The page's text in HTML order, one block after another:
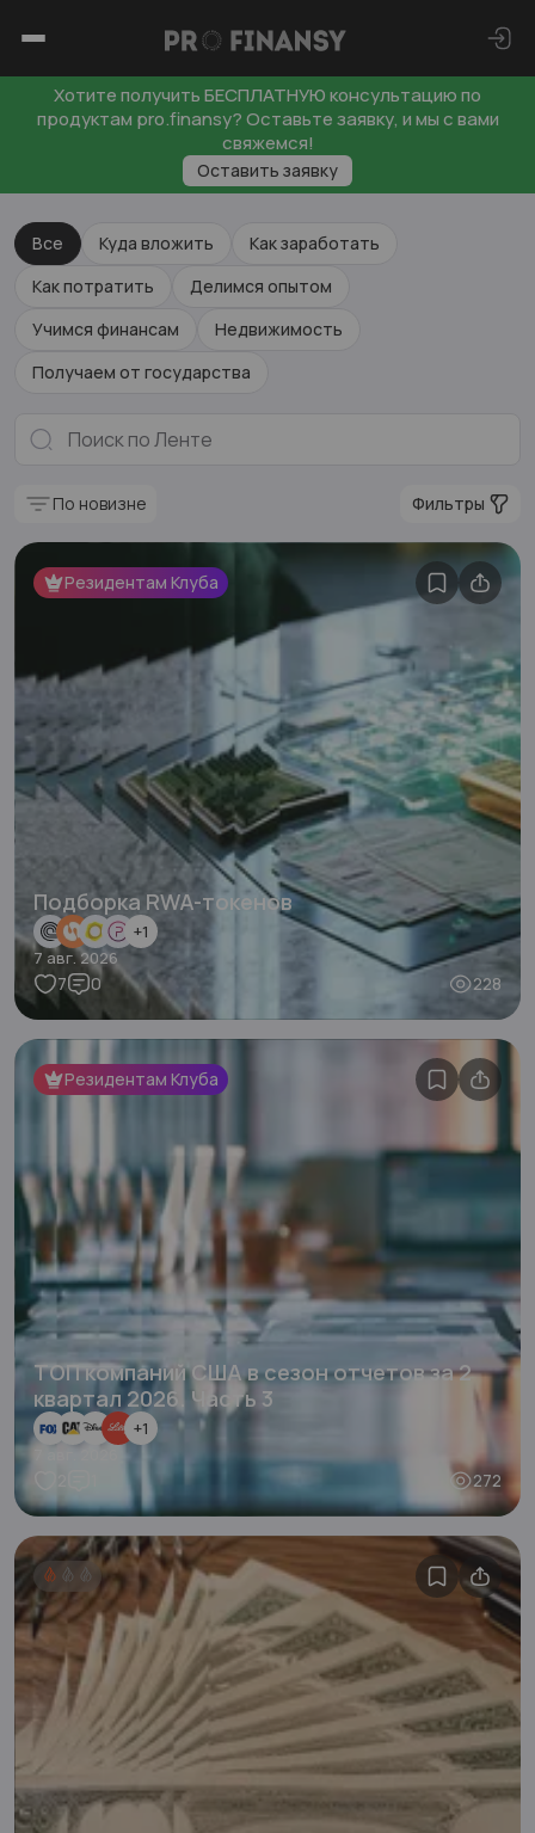
Хотите получить БЕСПЛАТНУЮ консультацию по
продуктам pro.finansy? Оставьте заявку, и мы с вами
свяжемся!
Оставить заявку
Все Куда вложить
Как заработать
Как потратить
Делимся опытом
Учимся финансам
Недвижимость
Получаем от государства
По новизне Фильтры
Резидентам Клуба
Подборка RWA-токенов
+1
7 авг. 2026
7 0 228
Резидентам Клуба
ТОП компаний США в сезон отчетов за 2
квартал 2026. Часть 3
+1
272